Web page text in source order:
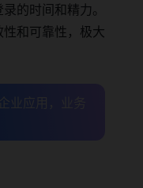
的时间和精力。
和可靠性，极大
业应用，业务